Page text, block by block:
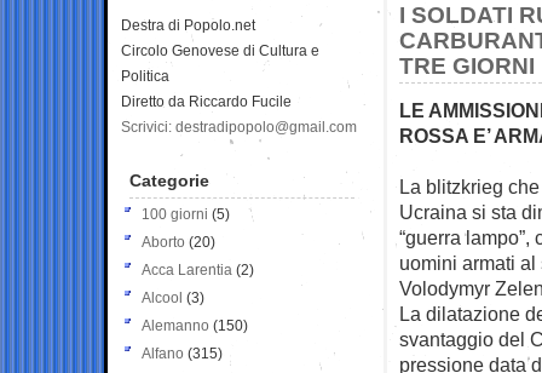
I SOLDATI
TRE GIORNI
LE
ROSSA E’
La blitzkrieg
Ucraina si sta
“guerra
uomini armati
Volodymyr
La dilatazione
svantaggio del
pressione data
Destra di Popolo.net
Circolo Genovese di Cultura e
Politica
Diretto da Riccardo Fucile
Scrivici: destradipopolo@gmail.com
Categorie
100 giorni (5)
Aborto (20)
Acca Larentia (2)
Alcool (3)
Alemanno (150)
Alfano (315)